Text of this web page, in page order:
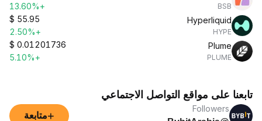
BSB
+13.60%
Hyperliquid
HYPE
$ 55.95
+2.50%
Plume
PLUME
$ 0.01201736
+5.10%
تابعنا على مواقع التواصل الاجتماعي
Followers
+متابعة